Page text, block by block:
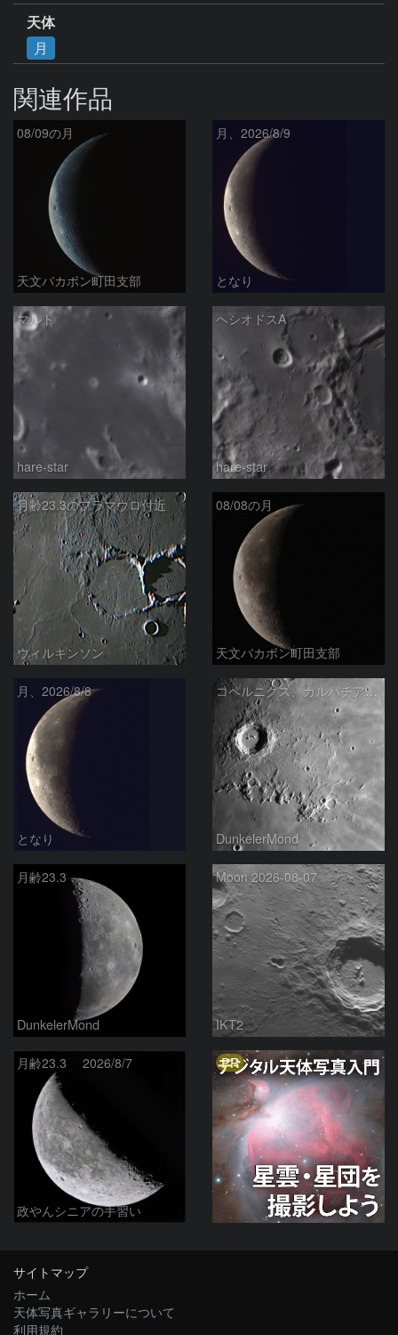
天体
月
関連作品
08/09の月
天文バカボン町田支部
月、2026/8/9
となり
マルト
hare-star
ヘシオドスA
hare-star
月齢23.3のフラマウロ付近
ウィルキンソン
08/08の月
天文バカボン町田支部
月、2026/8/8
となり
コペルニクス、カルパチア山脈付近
DunkelerMond
月齢23.3
DunkelerMond
Moon 2026-08-07
IKT2
月齢23.3 2026/8/7
政やんシニアの手習い
PR
サイトマップ
ホーム
天体写真ギャラリーについて
利用規約